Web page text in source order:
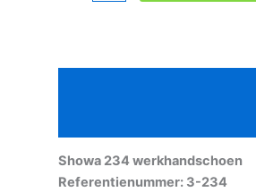
Showa 234 werkhandschoen
Referentienummer: 3-234